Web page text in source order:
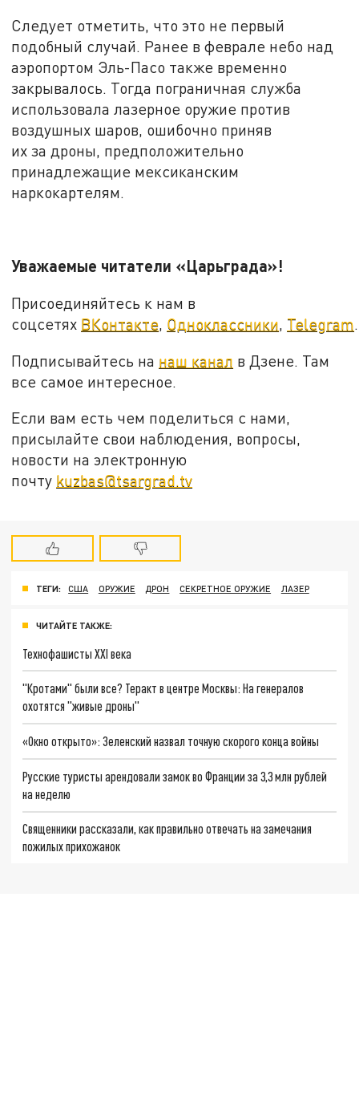
Следует отметить, что это не первый
подобный случай. Ранее в феврале небо над
аэропортом Эль-Пасо также временно
закрывалось. Тогда пограничная служба
использовала лазерное оружие против
воздушных шаров, ошибочно приняв
их за дроны, предположительно
принадлежащие мексиканским
наркокартелям.
Уважаемые читатели «Царьграда»!
Присоединяйтесь к нам в
соцсетях ВКонтакте, Одноклассники, Telegram.
Подписывайтесь на наш канал в Дзене. Там
все самое интересное.
Если вам есть чем поделиться с нами,
присылайте свои наблюдения, вопросы,
новости на электронную
почту kuzbas@tsargrad.tv
ТЕГИ: США ОРУЖИЕ ДРОН СЕКРЕТНОЕ ОРУЖИЕ ЛАЗЕР
ЧИТАЙТЕ ТАКЖЕ:
Технофашисты XXI века
"Кротами" были все? Теракт в центре Москвы: На генералов
охотятся "живые дроны"
«Окно открыто»: Зеленский назвал точную скорого конца войны
Русские туристы арендовали замок во Франции за 3,3 млн рублей
на неделю
Священники рассказали, как правильно отвечать на замечания
пожилых прихожанок